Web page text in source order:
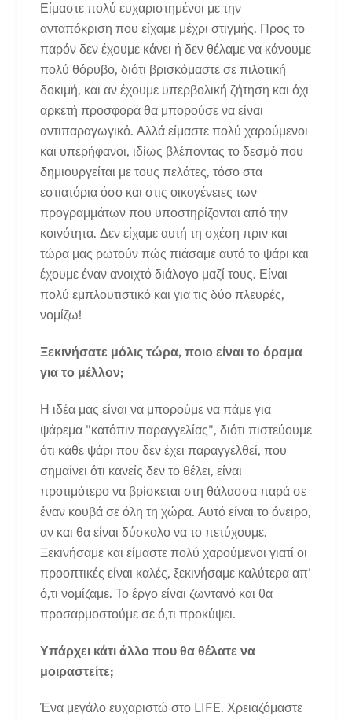
Είμαστε πολύ ευχαριστημένοι με την
ανταπόκριση που είχαμε μέχρι στιγμής. Προς το
παρόν δεν έχουμε κάνει ή δεν θέλαμε να κάνουμε
πολύ θόρυβο, διότι βρισκόμαστε σε πιλοτική
δοκιμή, και αν έχουμε υπερβολική ζήτηση και όχι
αρκετή προσφορά θα μπορούσε να είναι
αντιπαραγωγικό. Αλλά είμαστε πολύ χαρούμενοι
και υπερήφανοι, ιδίως βλέποντας το δεσμό που
δημιουργείται με τους πελάτες, τόσο στα
εστιατόρια όσο και στις οικογένειες των
προγραμμάτων που υποστηρίζονται από την
κοινότητα. Δεν είχαμε αυτή τη σχέση πριν και
τώρα μας ρωτούν πώς πιάσαμε αυτό το ψάρι και
έχουμε έναν ανοιχτό διάλογο μαζί τους. Είναι
πολύ εμπλουτιστικό και για τις δύο πλευρές,
νομίζω!
Ξεκινήσατε μόλις τώρα, ποιο είναι το όραμα
για το μέλλον;
Η ιδέα μας είναι να μπορούμε να πάμε για
ψάρεμα "κατόπιν παραγγελίας", διότι πιστεύουμε
ότι κάθε ψάρι που δεν έχει παραγγελθεί, που
σημαίνει ότι κανείς δεν το θέλει, είναι
προτιμότερο να βρίσκεται στη θάλασσα παρά σε
έναν κουβά σε όλη τη χώρα. Αυτό είναι το όνειρο,
αν και θα είναι δύσκολο να το πετύχουμε.
Ξεκινήσαμε και είμαστε πολύ χαρούμενοι γιατί οι
προοπτικές είναι καλές, ξεκινήσαμε καλύτερα απ'
ό,τι νομίζαμε. Το έργο είναι ζωντανό και θα
προσαρμοστούμε σε ό,τι προκύψει.
Υπάρχει κάτι άλλο που θα θέλατε να
μοιραστείτε;
Ένα μεγάλο ευχαριστώ στο LIFE. Χρειαζόμαστε